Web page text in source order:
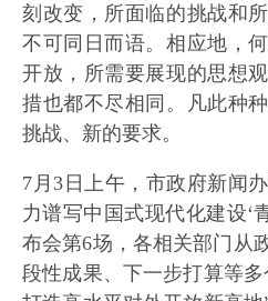
刻改变，所面临的挑战和
不可同日而语。相应地，
开放，所需要展现的思想
措也都不尽相同。凡此种
挑战、新的要求。
7月3日上午，市政府新闻
力谱写中国式现代化建设‘
布会第6场，各相关部门从
段性成果、下一步打算等